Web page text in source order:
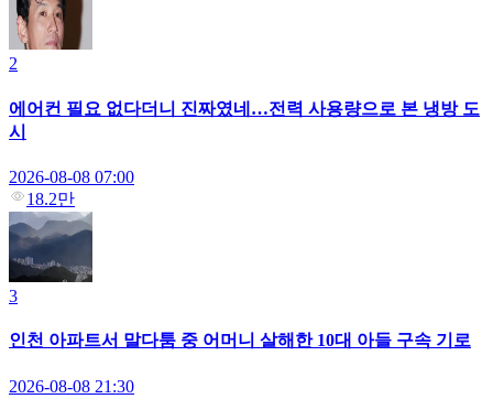
2
에어컨 필요 없다더니 진짜였네…전력 사용량으로 본 냉방 도
시
2026-08-08 07:00
18.2만
3
인천 아파트서 말다툼 중 어머니 살해한 10대 아들 구속 기로
2026-08-08 21:30